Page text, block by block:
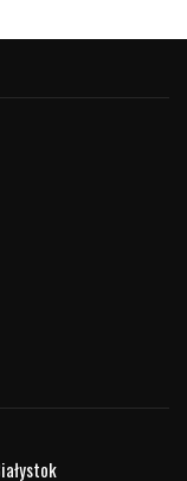
Elżbiety
od lat cieszy